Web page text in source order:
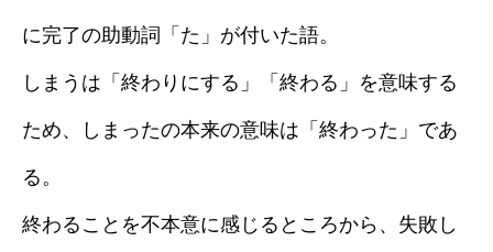
に完了の助動詞「た」が付いた語。
しまうは「終わりにする」「終わる」を意味する
ため、しまったの本来の意味は「終わった」であ
る。
終わることを不本意に感じるところから、失敗し